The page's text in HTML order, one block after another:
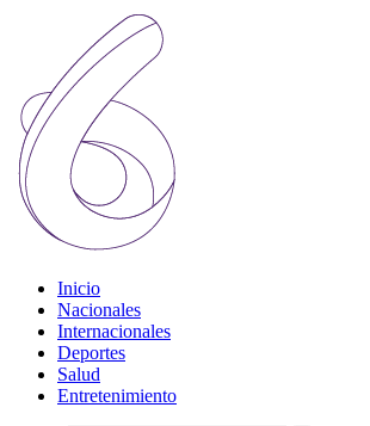
Inicio
Nacionales
Internacionales
Deportes
Salud
Entretenimiento